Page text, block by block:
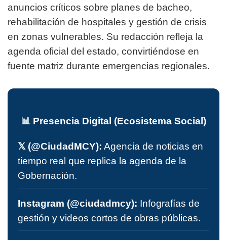
anuncios críticos sobre planes de bacheo,
rehabilitación de hospitales y gestión de crisis
en zonas vulnerables. Su redacción refleja la
agenda oficial del estado, convirtiéndose en
fuente matriz durante emergencias regionales.
📊 Presencia Digital (Ecosistema Social)
𝕏 (@CiudadMCY): Agencia de noticias en
tiempo real que replica la agenda de la
Gobernación.
Instagram (@ciudadmcy): Infografías de
gestión y videos cortos de obras públicas.